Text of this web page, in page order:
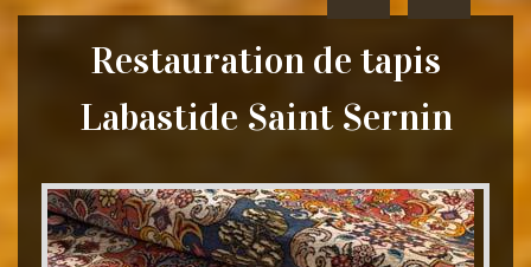
Restauration de tapis
Labastide Saint Sernin